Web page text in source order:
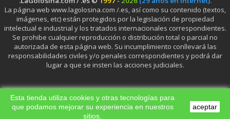
La página web www.lagolosina.com /.es, así como su contenido (textos,
imágenes, etc) están protegidos por la legislación de propiedad
intelectual e industrial y los tratados internacionales correspondientes.
Se prohibe cualquier reproducción o distribución total o parcial no
autorizada de esta página web. Su incumplimiento conllevará las
responsabilidades civiles y/o penales correspondientes y podrá dar
lugar a que se insten las acciones judiciales.
Esta tienda utiliza cookies y otras tecnologías para
que podamos mejorar su experiencia en nuestros
sitios.
aceptar